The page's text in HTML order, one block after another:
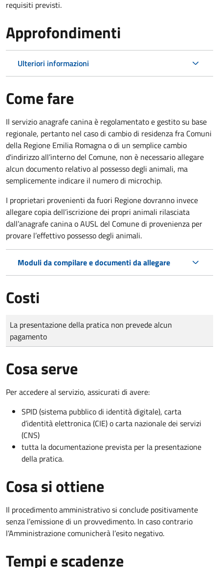
requisiti previsti.
Approfondimenti
Ulteriori informazioni
Come fare
Il servizio anagrafe canina è regolamentato e gestito su base
regionale, pertanto nel caso di cambio di residenza fra Comuni
della Regione Emilia Romagna o di un semplice cambio
d'indirizzo all’interno del Comune, non è necessario allegare
alcun documento relativo al possesso degli animali, ma
semplicemente indicare il numero di microchip.
I proprietari provenienti da fuori Regione dovranno invece
allegare copia dell’iscrizione dei propri animali rilasciata
dall’anagrafe canina o AUSL del Comune di provenienza per
provare l’effettivo possesso degli animali.
Moduli da compilare e documenti da allegare
Costi
Tipo di pagamento
Importo
La presentazione della pratica non prevede alcun
pagamento
Cosa serve
Per accedere al servizio, assicurati di avere:
SPID (sistema pubblico di identità digitale), carta
d’identità elettronica (CIE) o carta nazionale dei servizi
(CNS)
tutta la documentazione prevista per la presentazione
della pratica.
Cosa si ottiene
Il procedimento amministrativo si conclude positivamente
senza l’emissione di un provvedimento. In caso contrario
l’Amministrazione comunicherà l’esito negativo.
Tempi e scadenze